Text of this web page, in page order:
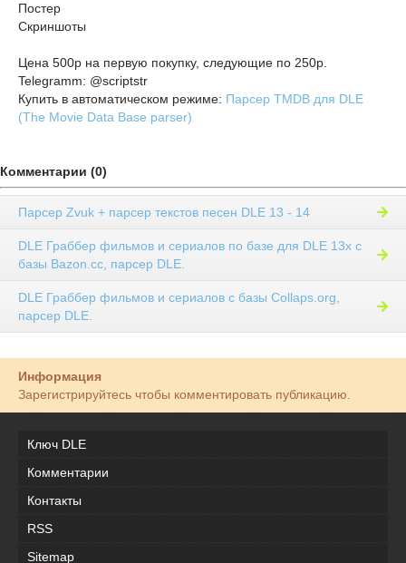
Постер
Скриншоты
Цена 500р на первую покупку, следующие по 250р.
Telegramm: @scriptstr
Купить в автоматическом режиме: Парсер TMDB для DLE
(The Movie Data Base parser)
Комментарии (0)
Парсер Zvuk + парсер текстов песен DLE 13 - 14
DLE Граббер фильмов и сериалов по базе для DLE 13x с
базы Bazon.cc, парсер DLE.
DLE Граббер фильмов и сериалов с базы Collaps.org,
парсер DLE.
Информация
Зарегистрируйтесь чтобы комментировать публикацию.
Ключ DLE
Комментарии
Контакты
RSS
Sitemap